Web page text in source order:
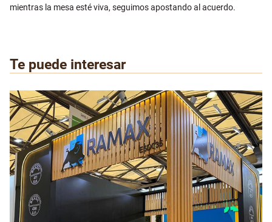
mientras la mesa esté viva, seguimos apostando al acuerdo.
Te puede interesar